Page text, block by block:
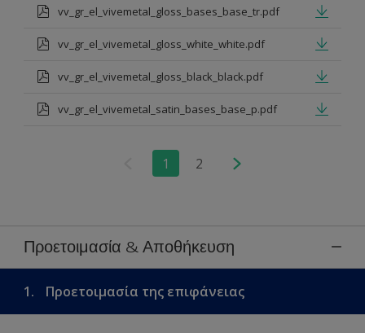
vv_gr_el_vivemetal_gloss_bases_base_tr.pdf
vv_gr_el_vivemetal_gloss_white_white.pdf
vv_gr_el_vivemetal_gloss_black_black.pdf
vv_gr_el_vivemetal_satin_bases_base_p.pdf
1 2
Προετοιμασία & Αποθήκευση
1. Προετοιμασία της επιφάνειας